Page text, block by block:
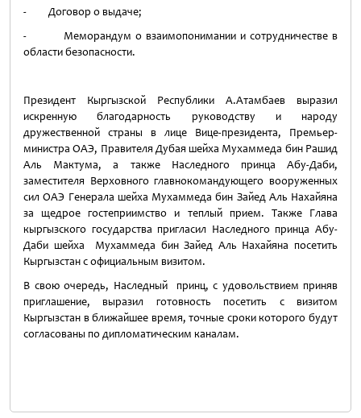
- Договор о выдаче;
- Меморандум о взаимопонимании и сотрудничестве в
области безопасности.
Президент Кыргызской Республики А.Атамбаев выразил
искренную благодарность руководству и народу
дружественной страны в лице Вице-президента, Премьер-
министра ОАЭ, Правителя Дубая шейха Мухаммеда бин Рашид
Аль Мактума, а также Наследного принца Абу-Даби,
заместителя Верховного главнокомандующего вооруженных
сил ОАЭ Генерала шейха Мухаммеда бин Зайед Аль Нахайяна
за щедрое гостеприимство и теплый прием. Также Глава
кыргызского государства пригласил Наследного принца Абу-
Даби шейха Мухаммеда бин Зайед Аль Нахайяна посетить
Кыргызстан с официальным визитом.
В свою очередь, Наследный принц, с удовольствием приняв
приглашение, выразил готовность посетить с визитом
Кыргызстан в ближайшее время, точные сроки которого будут
согласованы по дипломатическим каналам.